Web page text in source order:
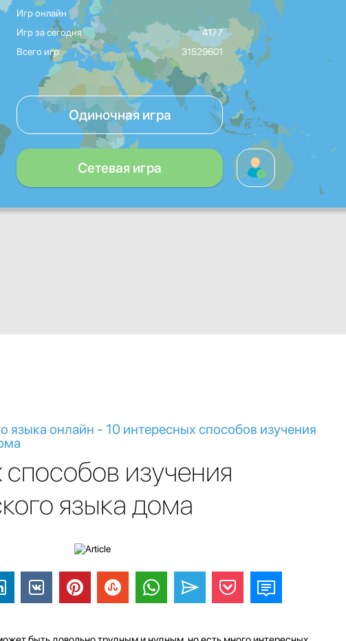
Игр онлайн
Игр за сегодня
4177
Всего игр
31529601
Одиночная игра
Сетевая игра
языка онлайн - 10 интересных способов изучения
изучения
языка дома